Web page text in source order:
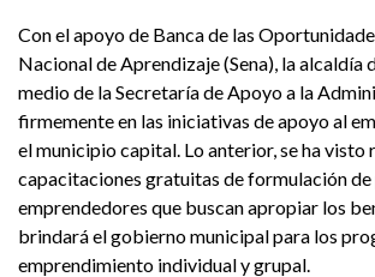
Con el apoyo de Banca de las
Nacional de Aprendizaje (Sena), la alcaldía
medio de la Secretaría de Apoyo a la
firmemente en las iniciativas de apoyo al
el municipio capital. Lo anterior, se ha visto
capacitaciones gratuitas de formulación
emprendedores que buscan apropiar los
brindará el gobierno municipal para los
emprendimiento individual y grupal.